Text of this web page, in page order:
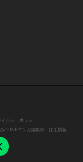
イバシーポリシー
/ LINEマンガ編集部
採用情報